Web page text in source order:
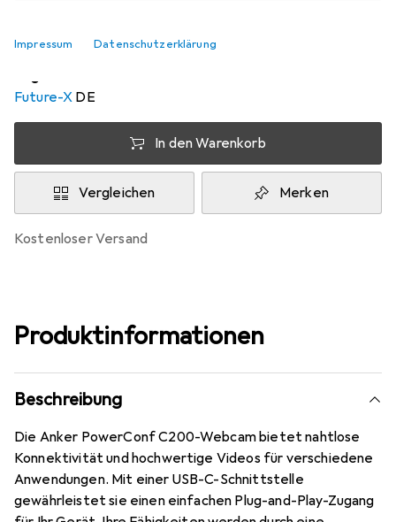
Impressum Datenschutzerklärung
Lieferort angeben für genaue Lieferzeit
Future-X DE
In den Warenkorb
Vergleichen Merken
kostenloser Versand
Produktinformationen
Beschreibung
Die Anker PowerConf C200-Webcam bietet nahtlose
Konnektivität und hochwertige Videos für verschiedene
Anwendungen. Mit einer USB-C-Schnittstelle
gewährleistet sie einen einfachen Plug-and-Play-Zugang